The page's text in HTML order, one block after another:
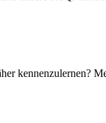
kennenzulernen?